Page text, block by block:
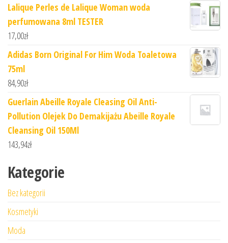
Lalique Perles de Lalique Woman woda
perfumowana 8ml TESTER
17,00zł
Adidas Born Original For Him Woda Toaletowa
75ml
84,90zł
Guerlain Abeille Royale Cleasing Oil Anti-
Pollution Olejek Do Demakijażu Abeille Royale
Cleansing Oil 150Ml
143,94zł
Kategorie
Bez kategorii
Kosmetyki
Moda